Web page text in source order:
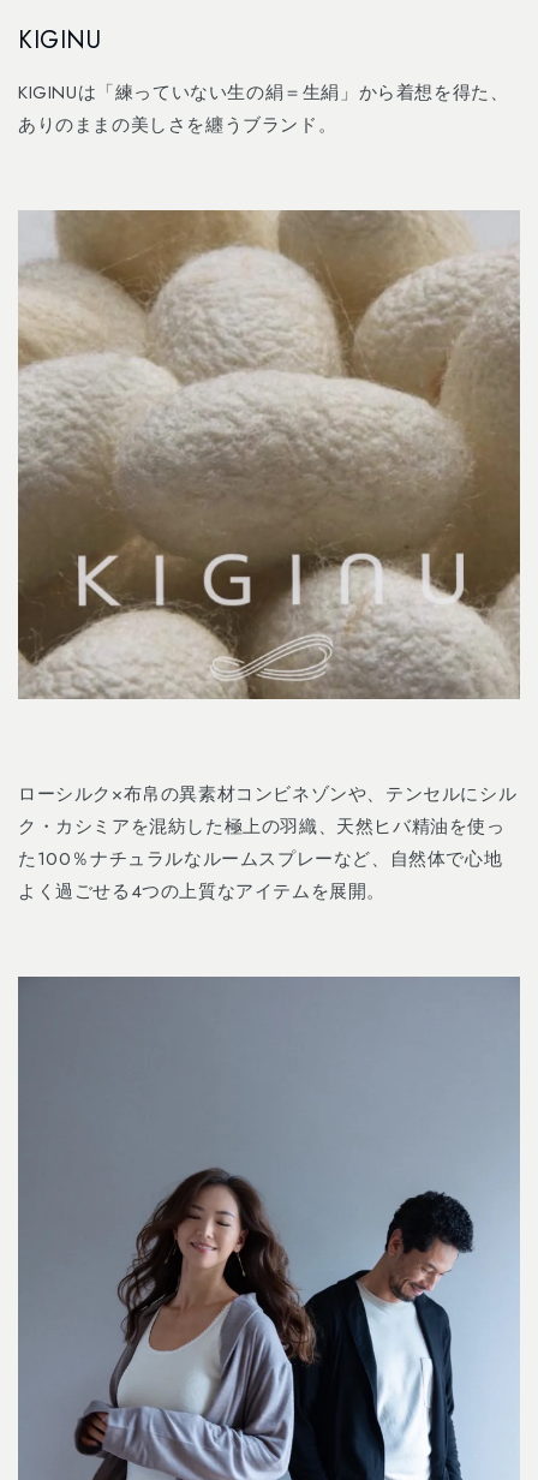
content
KIGINU
KIGINUは「練っていない⽣の絹＝⽣絹」から着想を得た、
ありのままの美しさを纏うブランド。
ローシルク×布帛の異素材コンビネゾンや、テンセルにシル
ク・カシミアを混紡した極上の羽織、天然ヒバ精油を使っ
た100％ナチュラルなルームスプレーなど、⾃然体で心地
よく過ごせる4つの上質なアイテムを展開。